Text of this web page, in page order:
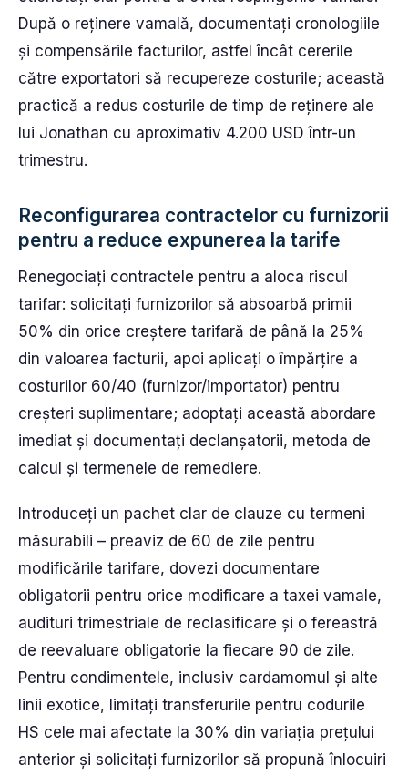
După o reținere vamală, documentați cronologiile
și compensările facturilor, astfel încât cererile
către exportatori să recupereze costurile; această
practică a redus costurile de timp de reținere ale
lui Jonathan cu aproximativ 4.200 USD într-un
trimestru.
Reconfigurarea contractelor cu furnizorii
pentru a reduce expunerea la tarife
Renegociați contractele pentru a aloca riscul
tarifar: solicitați furnizorilor să absoarbă primii
50% din orice creștere tarifară de până la 25%
din valoarea facturii, apoi aplicați o împărțire a
costurilor 60/40 (furnizor/importator) pentru
creșteri suplimentare; adoptați această abordare
imediat și documentați declanșatorii, metoda de
calcul și termenele de remediere.
Introduceți un pachet clar de clauze cu termeni
măsurabili – preaviz de 60 de zile pentru
modificările tarifare, dovezi documentare
obligatorii pentru orice modificare a taxei vamale,
audituri trimestriale de reclasificare și o fereastră
de reevaluare obligatorie la fiecare 90 de zile.
Pentru condimentele, inclusiv cardamomul și alte
linii exotice, limitați transferurile pentru codurile
HS cele mai afectate la 30% din variația prețului
anterior și solicitați furnizorilor să propună înlocuiri